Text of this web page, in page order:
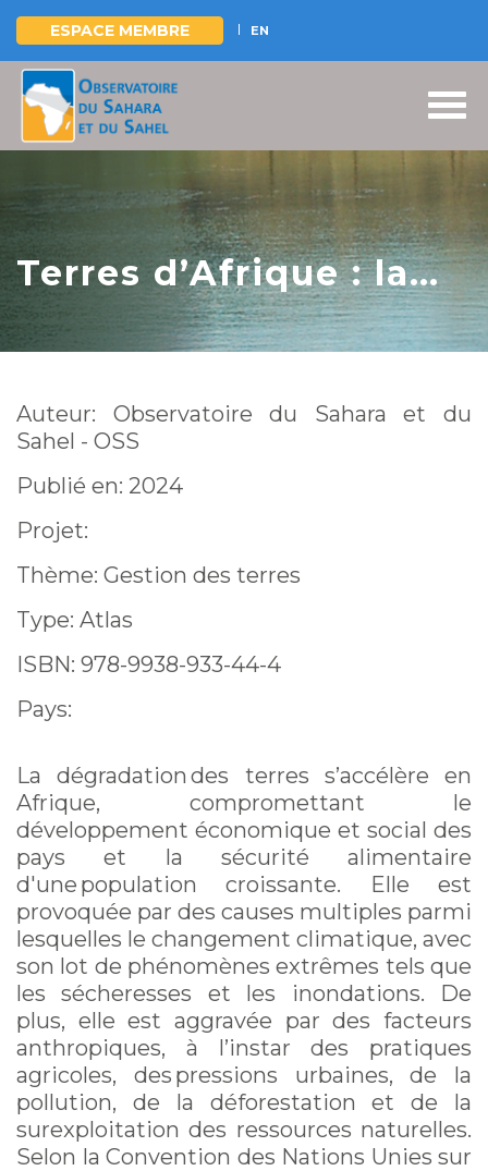
Aller
contenu
principal
ESPACE MEMBRE EN
Terres d’Afrique : la
dégradation et
l’impératif de la
Gestion Durable. C'est
de l'harmonie de
l'Homme avec la
nature que nos terres
renaîtront
Auteur: Observatoire du Sahara et du
Sahel - OSS
Publié en: 2024
Projet:
Thème: Gestion des terres
Type: Atlas
ISBN: 978-9938-933-44-4
Pays:
La dégradation des terres s’accélère en
Afrique, compromettant le
développement économique et social des
pays et la sécurité alimentaire
d'une population croissante. Elle est
provoquée par des causes multiples parmi
lesquelles le changement climatique, avec
son lot de phénomènes extrêmes tels que
les sécheresses et les inondations. De
plus, elle est aggravée par des facteurs
anthropiques, à l’instar des pratiques
agricoles, des pressions urbaines, de la
pollution, de la déforestation et de la
surexploitation des ressources naturelles.
Selon la Convention des Nations Unies sur